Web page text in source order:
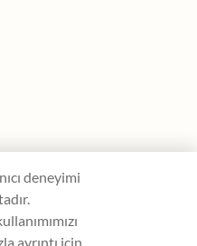
deneyimi
ayrıntı için